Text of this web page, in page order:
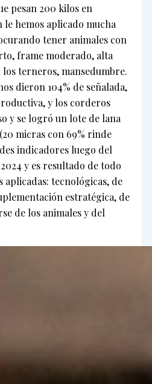
pesan 200 kilos en
hemos aplicado mucha
tener animales con
frame moderado, alta
terneros, mansedumbre.
dieron 104% de señalada,
y los corderos
y se logró un lote de lana
micras con 69% rinde
indicadores luego del
y es resultado de todo
aplicadas: tecnológicas, de
estratégica, de
de los animales y del